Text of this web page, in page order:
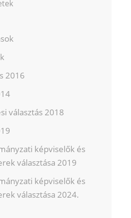
2016
választás 2018
képviselők és
választása 2019
képviselők és
választása 2024.